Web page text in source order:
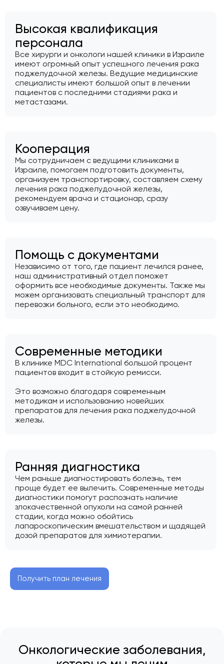
Высокая квалификация
персонала
Все хирурги и онкологи нашей клиники в Израиле
имеют огромный опыт успешного лечения рака
поджелудочной железы. Ведущие медицинские
специалисты имеют большой опыт в лечении
пациентов с последними стадиями рака и
метастазами.
Кооперация
Мы сотрудничаем с ведущими клиниками в
Израиле, помогаем подготовить документы,
организуем транспортировку, составляем схему
лечения рака поджелудочной железы,
рекомендуем врача и стационар, сразу
озвучиваем цену.
Помощь с документами
Независимо от того, где пациент лечился ранее,
наш административный отдел поможет
оформить все необходимые документы. Также мы
можем организовать специальный транспорт для
перевозки больного, если это необходимо.
Современные методики
В клинике MDC International большой процент
пациентов входит в стойкую ремисси.
Это возможно благодаря современным
методикам и использованию новейших
препаратов для лечения рака поджелудочной
железы.
Ранняя диагностика
Чем раньше диагностировать болезнь, тем
проще будет ее вылечить. Современные методы
диагностики помогут распознать наличие
злокачественной опухоли на самой ранней
стадии, когда можно обойтись
лапароскопическим вмешательством и щадящей
дозой препаратов для химиотерапии.
Получить план лечения
Онкологические заболевания,